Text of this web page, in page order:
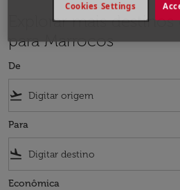
Explorar mais destinos
para Marrocos
De
flight_takeoff
Para
flight_land
Econômica
Cookies Settings